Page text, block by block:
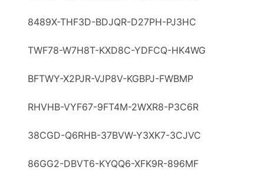
8489X-THF3D-BDJQR-D27PH-PJ3HC
ТWF78-W7H8T-KXD8C-YDFCQ-HK4WG
BFТWY-X2PJR-VJP8V-KGBPJ-FWBMP
RHVHB-VYF67-9FT4M-2WXR8-P3C6R
38CGD-Q6RHB-37BVW-Y3XK7-3CJVC
86GG2-DBVT6-KYQQ6-XFK9R-896MF